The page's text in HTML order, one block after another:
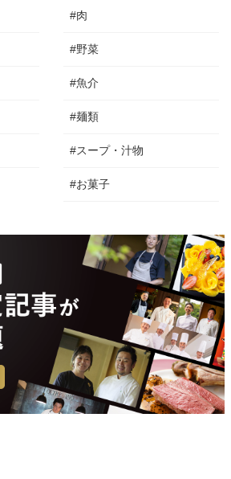
#肉
#野菜
#魚介
#麺類
#スープ・汁物
#お菓子